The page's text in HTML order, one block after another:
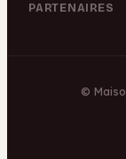
PARTENAIRES
©